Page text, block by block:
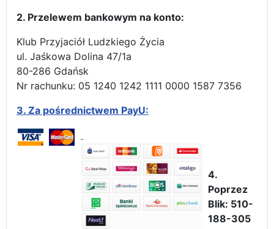
2. Przelewem bankowym na konto:
Klub Przyjaciół Ludzkiego Życia
ul. Jaśkowa Dolina 47/1a
80-286 Gdańsk
Nr rachunku: 05 1240 1242 1111 0000 1587 7356
3. Za pośrednictwem PayU:
4.
Poprzez
Blik: 510-
188-305